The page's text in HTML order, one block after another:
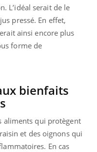
L’idéal serait de le
pressé. En effet,
ainsi encore plus
forme de
bienfaits
aliments qui protègent
et des oignons qui
En cas